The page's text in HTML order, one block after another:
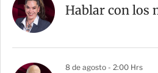
Hablar con los
8 de agosto - 2:00 Hrs